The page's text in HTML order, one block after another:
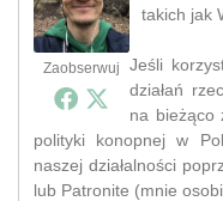
Zaobserwuj
takich jak
Jeśli
działań
na bieżąco
polityki konopnej w
naszej działalności
lub Patronite (mnie